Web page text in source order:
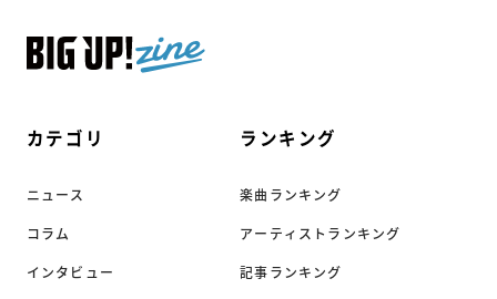
カテゴリ
ニュース
コラム
インタビュー
ランキング
楽曲ランキング
アーティストランキング
記事ランキング